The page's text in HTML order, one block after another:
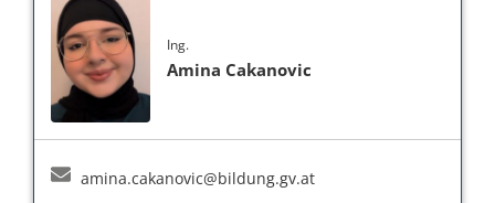
Ing.
Amina Cakanovic
amina.cakanovic@bildung.gv.at